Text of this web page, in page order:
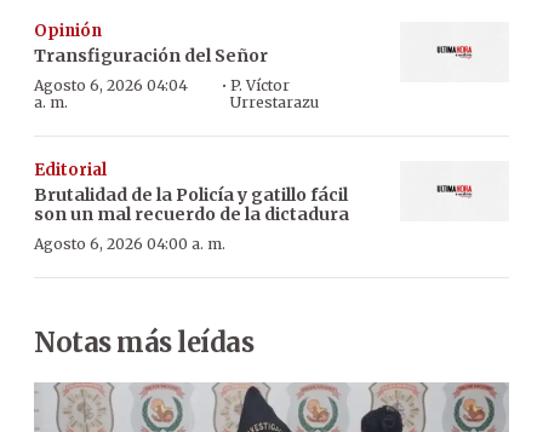
Opinión
Transfiguración del Señor
Agosto 6, 2026 04:04
a. m.
· P. Víctor
Urrestarazu
Editorial
Brutalidad de la Policía y gatillo fácil
son un mal recuerdo de la dictadura
Agosto 6, 2026 04:00 a. m.
Notas más leídas